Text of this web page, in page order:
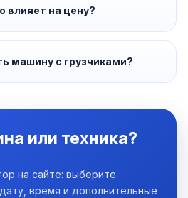
влияет на цену?
машину с грузчиками?
или техника?
на сайте: выберите
время и дополнительные